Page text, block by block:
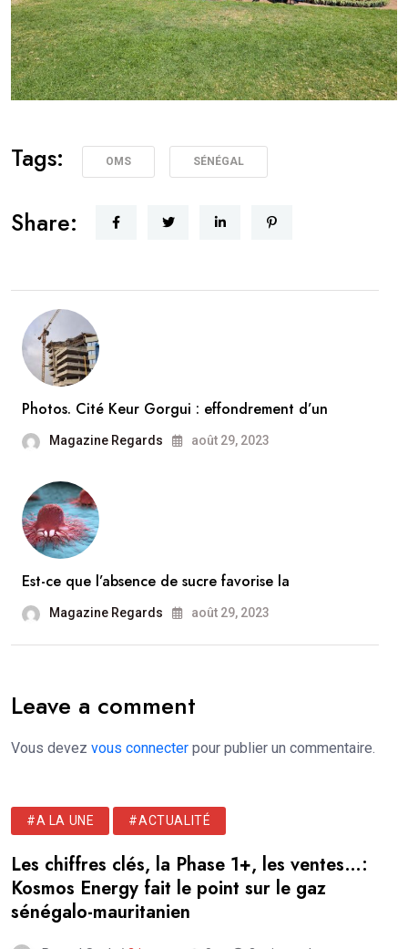
Tags: OMS SÉNÉGAL
Share:
Photos. Cité Keur Gorgui : effondrement d’un
Magazine Regards août 29, 2023
Est-ce que l’absence de sucre favorise la
Magazine Regards août 29, 2023
Leave a comment
Vous devez vous connecter pour publier un commentaire.
#A LA UNE #ACTUALITÉ
Les chiffres clés, la Phase 1+, les ventes…:
Kosmos Energy fait le point sur le gaz
sénégalo-mauritanien